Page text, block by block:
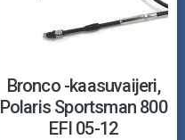
Bronco -kaasuvaijeri,
Polaris Sportsman 800
EFI 05-12